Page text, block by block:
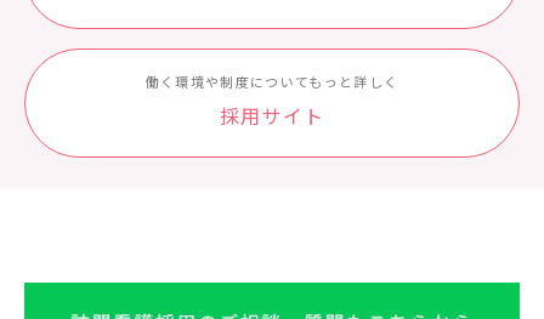
働く環境や制度についてもっと詳しく
採⽤サイト